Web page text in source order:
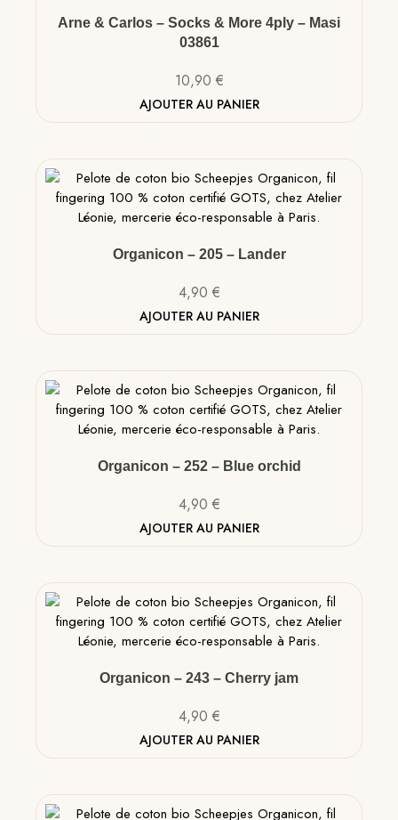
Arne & Carlos – Socks & More 4ply – Masi
03861
10,90 €
AJOUTER AU PANIER
Organicon – 205 – Lander
4,90 €
AJOUTER AU PANIER
Organicon – 252 – Blue orchid
4,90 €
AJOUTER AU PANIER
Organicon – 243 – Cherry jam
4,90 €
AJOUTER AU PANIER